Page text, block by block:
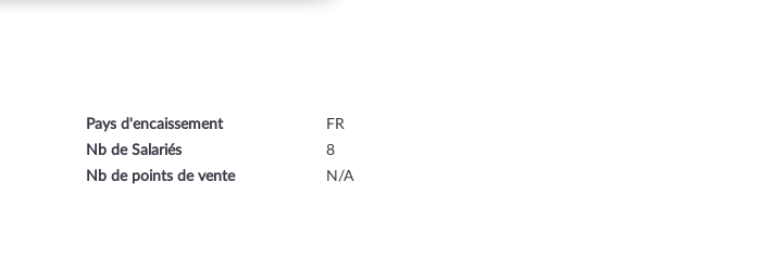
Pays d'encaissement
FR
Nb de Salariés
8
Nb de points de vente
N/A